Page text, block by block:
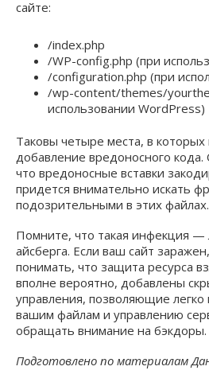
сайте:
/index.php
/WP-config.php (при
/configuration.php (при
/wp-content/themes/
использовании WordPress)
Таковы четыре места, в
добавление вредоносного
что вредоносные вставки
придется внимательно искать
подозрительными в этих файлах.
Помните, что такая инфекция
айсберга. Если ваш сайт
понимать, что защита ресурса
вполне вероятно, добавлены
управления, позволяющие легко
вашим файлам и управлению
обращать внимание на бэкдоры.
Подготовлено по материалам